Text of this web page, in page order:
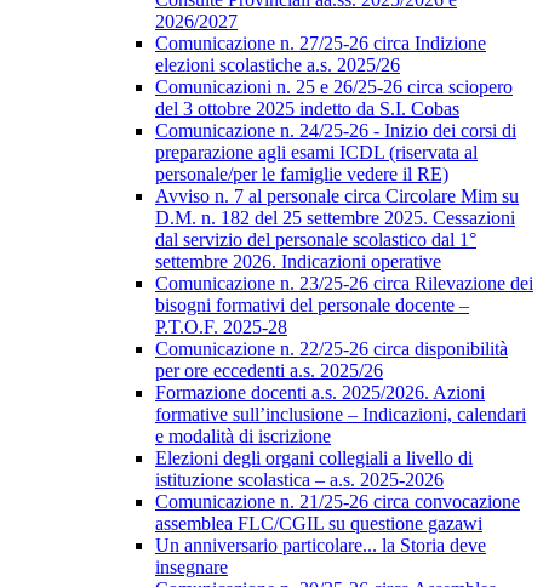
2026/2027
Comunicazione n. 27/25-26 circa Indizione
elezioni scolastiche a.s. 2025/26
Comunicazioni n. 25 e 26/25-26 circa sciopero
del 3 ottobre 2025 indetto da S.I. Cobas
Comunicazione n. 24/25-26 - Inizio dei corsi di
preparazione agli esami ICDL (riservata al
personale/per le famiglie vedere il RE)
Avviso n. 7 al personale circa Circolare Mim su
D.M. n. 182 del 25 settembre 2025. Cessazioni
dal servizio del personale scolastico dal 1°
settembre 2026. Indicazioni operative
Comunicazione n. 23/25-26 circa Rilevazione dei
bisogni formativi del personale docente –
P.T.O.F. 2025-28
Comunicazione n. 22/25-26 circa disponibilità
per ore eccedenti a.s. 2025/26
Formazione docenti a.s. 2025/2026. Azioni
formative sull’inclusione – Indicazioni, calendari
e modalità di iscrizione
Elezioni degli organi collegiali a livello di
istituzione scolastica – a.s. 2025-2026
Comunicazione n. 21/25-26 circa convocazione
assemblea FLC/CGIL su questione gazawi
Un anniversario particolare... la Storia deve
insegnare